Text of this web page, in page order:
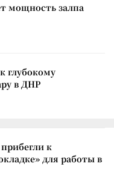
мощность залпа
глубокому
в ДНР
к
для работы в